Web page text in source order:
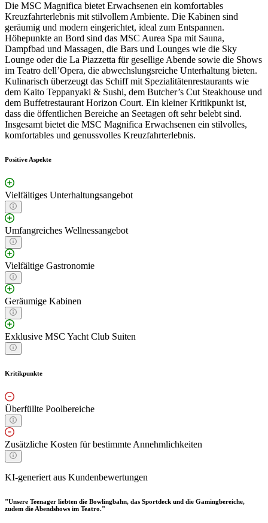
Die MSC Magnifica bietet Erwachsenen ein komfortables
Kreuzfahrterlebnis mit stilvollem Ambiente. Die Kabinen sind
geräumig und modern eingerichtet, ideal zum Entspannen.
Höhepunkte an Bord sind das MSC Aurea Spa mit Sauna,
Dampfbad und Massagen, die Bars und Lounges wie die Sky
Lounge oder die La Piazzetta für gesellige Abende sowie die Shows
im Teatro dell’Opera, die abwechslungsreiche Unterhaltung bieten.
Kulinarisch überzeugt das Schiff mit Spezialitätenrestaurants wie
dem Kaito Teppanyaki & Sushi, dem Butcher’s Cut Steakhouse und
dem Buffetrestaurant Horizon Court. Ein kleiner Kritikpunkt ist,
dass die öffentlichen Bereiche an Seetagen oft sehr belebt sind.
Insgesamt bietet die MSC Magnifica Erwachsenen ein stilvolles,
komfortables und genussvolles Kreuzfahrterlebnis.
Positive Aspekte
Vielfältiges Unterhaltungsangebot
Umfangreiches Wellnessangebot
Vielfältige Gastronomie
Geräumige Kabinen
Exklusive MSC Yacht Club Suiten
Kritikpunkte
Überfüllte Poolbereiche
Zusätzliche Kosten für bestimmte Annehmlichkeiten
KI-generiert aus Kundenbewertungen
"Unsere Teenager liebten die Bowlingbahn, das Sportdeck und die Gamingbereiche,
zudem die Abendshows im Teatro."